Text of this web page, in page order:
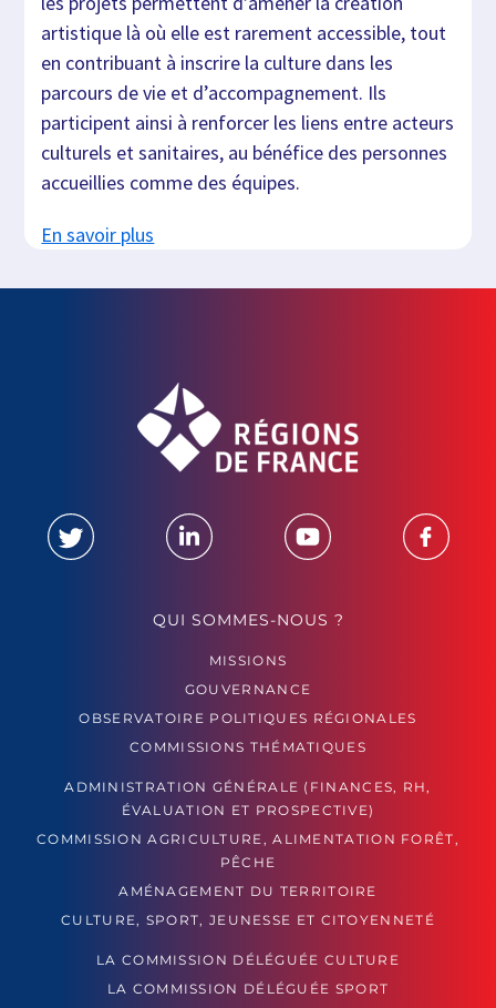
artistique là où elle est rarement accessible, tout
en contribuant à inscrire la culture dans les
parcours de vie et d’accompagnement. Ils
participent ainsi à renforcer les liens entre acteurs
culturels et sanitaires, au bénéfice des personnes
accueillies comme des équipes.
En savoir plus
QUI SOMMES-NOUS ?
MISSIONS
GOUVERNANCE
OBSERVATOIRE POLITIQUES RÉGIONALES
COMMISSIONS THÉMATIQUES
ADMINISTRATION GÉNÉRALE (FINANCES, RH,
ÉVALUATION ET PROSPECTIVE)
COMMISSION AGRICULTURE, ALIMENTATION FORÊT,
PÊCHE
AMÉNAGEMENT DU TERRITOIRE
CULTURE, SPORT, JEUNESSE ET CITOYENNETÉ
LA COMMISSION DÉLÉGUÉE CULTURE
LA COMMISSION DÉLÉGUÉE SPORT